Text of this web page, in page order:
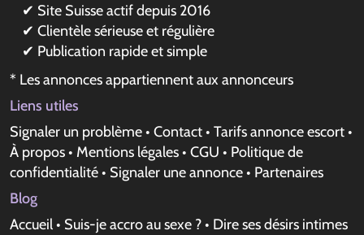
✔ Site Suisse actif depuis 2016
✔ Clientèle sérieuse et régulière
✔ Publication rapide et simple
* Les annonces appartiennent aux annonceurs
Liens utiles
Signaler un problème • Contact • Tarifs annonce escort •
À propos • Mentions légales • CGU • Politique de
confidentialité • Signaler une annonce • Partenaires
Blog
Accueil • Suis-je accro au sexe ? • Dire ses désirs intimes